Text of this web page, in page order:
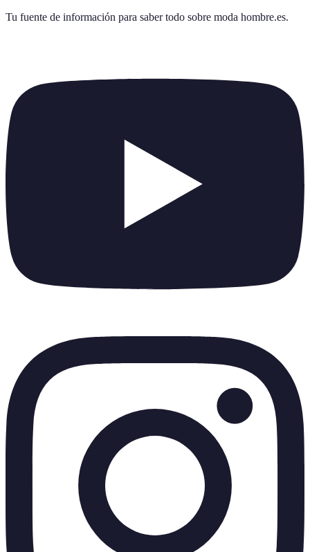
Tu fuente de información para saber todo sobre moda hombre.es.